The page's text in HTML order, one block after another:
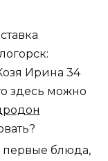
Ирина 34
здесь можно
блюда,